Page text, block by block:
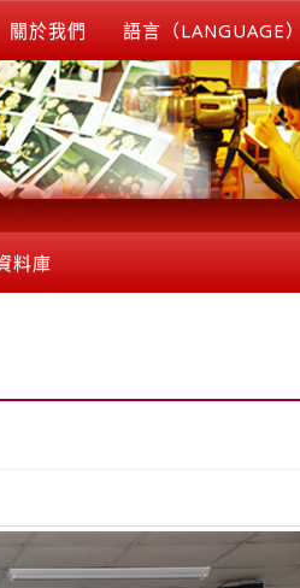
關於我們 語言（LANGUAGE）
料庫